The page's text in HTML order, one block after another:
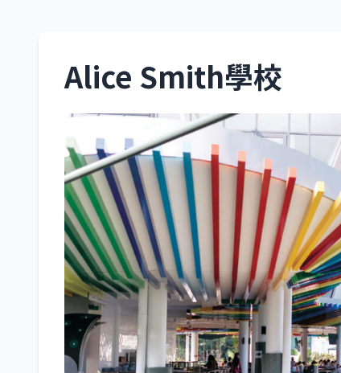
Alice Smith學校
Alice Smith學校